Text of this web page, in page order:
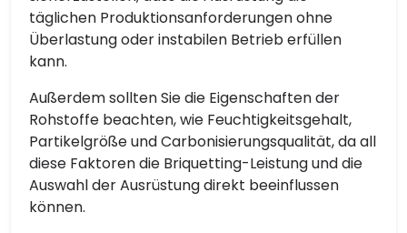
täglichen Produktionsanforderungen ohne
Überlastung oder instabilen Betrieb erfüllen
kann.
Außerdem sollten Sie die Eigenschaften der
Rohstoffe beachten, wie Feuchtigkeitsgehalt,
Partikelgröße und Carbonisierungsqualität, da all
diese Faktoren die Briquetting-Leistung und die
Auswahl der Ausrüstung direkt beeinflussen
können.